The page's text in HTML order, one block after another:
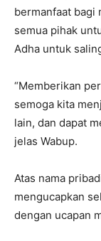
bermanfaat bagi
semua pihak
Adha untuk
“Memberikan
semoga kita
lain, dan dapat
jelas Wabup.
Atas nama
mengucapkan
dengan ucapan